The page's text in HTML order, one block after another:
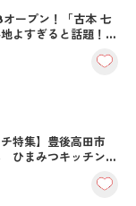
オープン！「古本 七
よすぎると話題！絶
チ特集】豊後高田市
ひまみつキッチン」